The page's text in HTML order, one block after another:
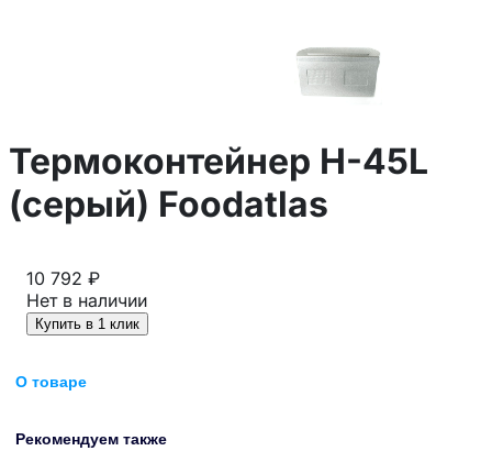
Термоконтейнер H-45L
(серый) Foodatlas
10 792 ₽
Нет в наличии
Купить в 1 клик
О товаре
Рекомендуем также